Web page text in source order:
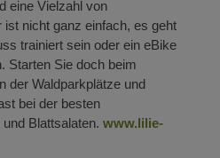
eine Vielzahl von
nicht ganz einfach, es geht
trainiert sein oder ein eBike
Starten Sie doch beim
der Waldparkplätze und
bei der besten
Blattsalaten. www.lilie-